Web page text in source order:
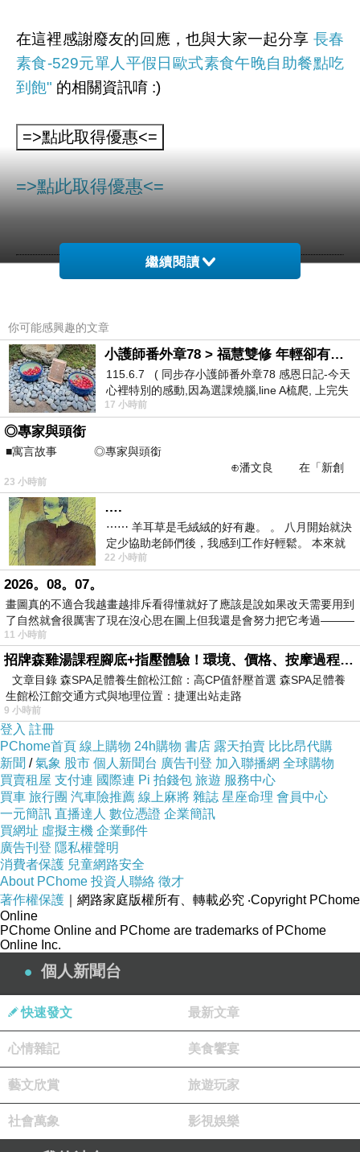
在這裡感謝廢友的回應，也與大家一起分享 長春
素食-529元單人平假日歐式素食午晚自助餐點吃
到飽" 的相關資訊唷 :)
=>點此取得優惠<=
●二、三十年專業又資深的廚師精湛廚藝，藝術
化呈現創新現代的素食觀
●五星級用餐環境與服務品質，採天然有機食
材，吃得好、吃得健康、吃得環保
●提供多種精緻素食料理，菜色多樣、現點現炒
等多種新鮮蔬菜選擇
●格調雅緻高貴的歐式宴會廣場，朔造出簡約華
麗的用餐環境
顛覆素食的單乏印象
感受來自五星饗宴的健康蔬食大賞
※依季節食材變化，不定期更換餐點，請依店家
現場供應為主
繼續閱讀
你可能感興趣的文章
小護師番外章78 > 福慧雙修 年輕卻有個老靈魂 ㄑ金剛經〉podcast
115.6.7 ( 同步存小護師番外章78 感恩日記-今天
心裡特別的感動,因為選課燒腦,line A梳爬, 上完失
智課的她,特來傾
17 小時前
◎專家與頭銜
■寓言故事 ◎專家與頭銜
⊕潘文良 在「新創
之谷」裡——
23 小時前
….
⋯⋯ 羊耳草是毛絨絨的好有趣。 。 八月開始就決
定少協助老師們後，我感到工作好輕鬆。 本來就
不是我的工作啊。 真
22 小時前
2026。08。07。
畫圖真的不適合我越畫越排斥看得懂就好了應該是說如果改天需要用到
了自然就會很厲害了現在沒心思在圖上但我還是會努力把它考過———
11 小時前
招牌森雞湯課程腳底+指壓體驗！環境、價格、按摩過程全紀錄，森SPA足體養生館松江館最新價格表
文章目錄 森SPA足體養生館松江館：高CP值舒壓首選 森SPA足體養
生館松江館交通方式與地理位置：捷運出站走路
9 小時前
登入 註冊
PChome首頁 線上購物 24h購物 書店 露天拍賣 比比昂代購
新聞 /氣象 股市 個人新聞台 廣告刊登 加入聯播網 全球購物
買賣租屋 支付連 國際連 Pi 拍錢包 旅遊 服務中心
買車 旅行團 汽車險推薦 線上麻將 雜誌 星座命理 會員中心
一元簡訊 直播達人 數位憑證 企業簡訊
買網址 虛擬主機 企業郵件
廣告刊登 隱私權聲明
消費者保護 兒童網路安全
About PChome 投資人聯絡 徵才
著作權保護 ｜網路家庭版權所有、轉載必究 ‧Copyright PChome
Online
PChome Online and PChome are trademarks of PChome
Online Inc.
個人新聞台
快速發文 最新文章
心情雜記 美食饗宴
藝文欣賞 旅遊玩家
社會萬象 影視娛樂